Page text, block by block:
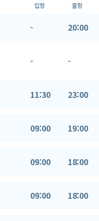
입항 출항
- 20:00
- -
11:30 23:00
09:00 19:00
09:00 18:00
09:00 18:00